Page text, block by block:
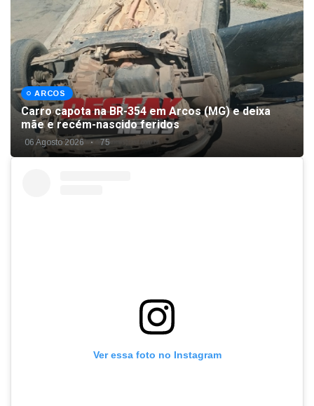
ARCOS
Carro capota na BR-354 em Arcos (MG) e deixa
mãe e recém-nascido feridos
06 Agosto 2026 75
Ver essa foto no Instagram